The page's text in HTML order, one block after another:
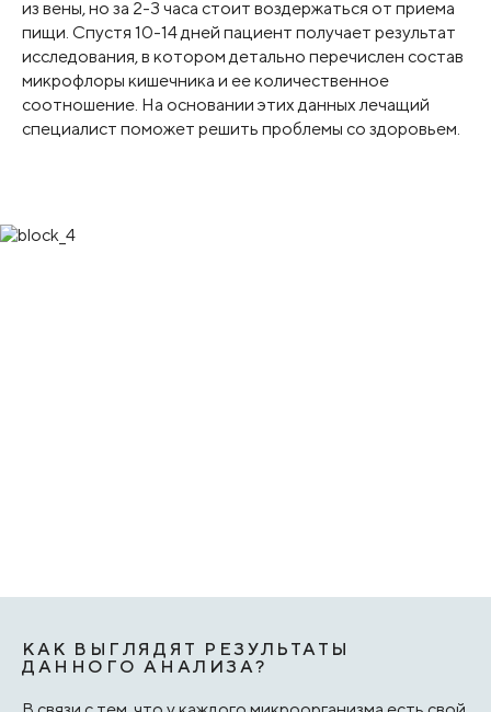
из вены, но за 2-3 часа стоит воздержаться от приема
пищи. Спустя 10-14 дней пациент получает результат
исследования, в котором детально перечислен состав
микрофлоры кишечника и ее количественное
соотношение. На основании этих данных лечащий
специалист поможет решить проблемы со здоровьем.
КАК ВЫГЛЯДЯТ РЕЗУЛЬТАТЫ
ДАННОГО АНАЛИЗА?